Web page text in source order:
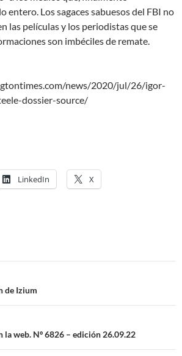
entero. Los sagaces sabuesos del FBI no
las películas y los periodistas que se
son imbéciles de remate.
news/2020/jul/26/igor-
dossier-source/
LinkedIn X
de Izium
la web. Nº 6826 – edición 26.09.22